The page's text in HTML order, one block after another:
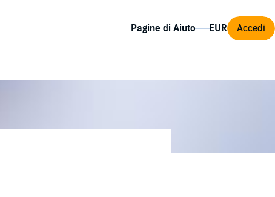
Pagine di Aiuto Accedi